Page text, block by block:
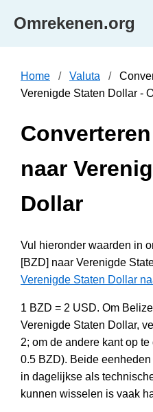
Omrekenen.org
Home Valuta
Verenigde Staten Dollar -
naar
Dollar
Vul hieronder waarden in
[BZD] naar Verenigde
Verenigde Staten Dollar
1 BZD = 2 USD. Om
Verenigde Staten Dollar,
2; om de andere kant op
0.5 BZD). Beide
in dagelijkse als
kunnen wisselen is vaak